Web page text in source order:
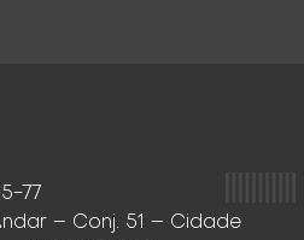
77
– Conj. 51 – Cidade